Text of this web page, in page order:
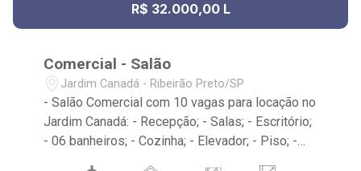
R$ 32.000,00 L
Comercial - Salão
Jardim Canadá - Ribeirão Preto/SP
- Salão Comercial com 10 vagas para locação no
Jardim Canadá: - Recepção; - Salas; - Escritório;
- 06 banheiros; - Cozinha; - Elevador; - Piso; -